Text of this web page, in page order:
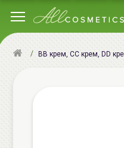
BB крем, СС крем, DD